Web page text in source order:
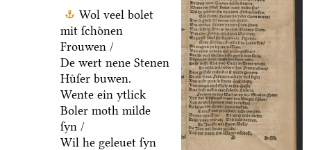
Wol veel bolet
mit ſchoͤnen
Frouwen /
De wert nene Stenen
Huͤſer buwen.
Wente ein ytlick
Boler moth milde
ſyn /
Wil he geleuet ſyn